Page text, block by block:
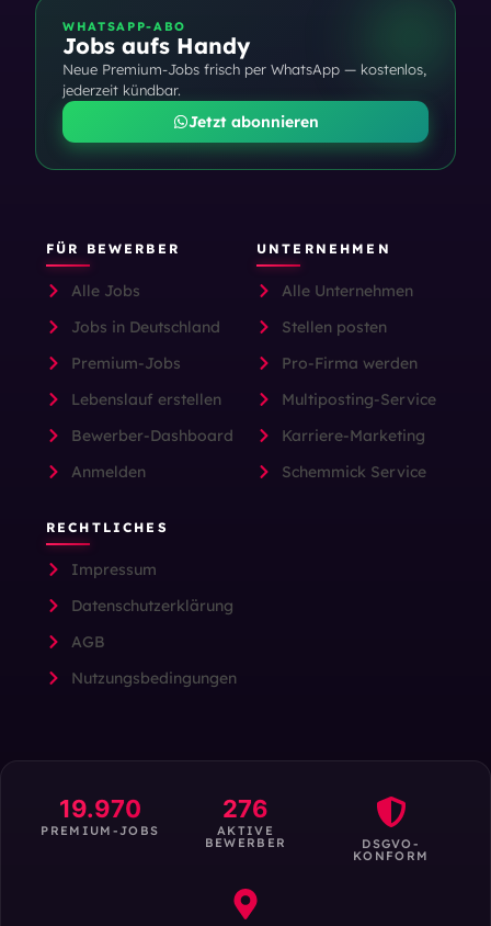
WHATSAPP-ABO
Jobs aufs Handy
Neue Premium-Jobs frisch per WhatsApp — kostenlos,
jederzeit kündbar.
Jetzt abonnieren
FÜR BEWERBER
Alle Jobs
Jobs in Deutschland
Premium-Jobs
Lebenslauf erstellen
Bewerber-Dashboard
Anmelden
UNTERNEHMEN
Alle Unternehmen
Stellen posten
Pro-Firma werden
Multiposting-Service
Karriere-Marketing
Schemmick Service
RECHTLICHES
Impressum
Datenschutzerklärung
AGB
Nutzungsbedingungen
19.970
PREMIUM-JOBS
276
AKTIVE
BEWERBER DSGVO-
KONFORM